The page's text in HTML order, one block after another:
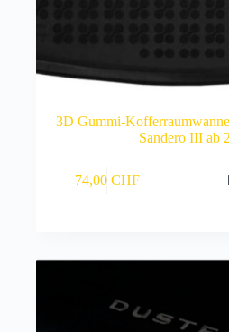
3D Gummi-
Sandero III ab
74,00 CHF